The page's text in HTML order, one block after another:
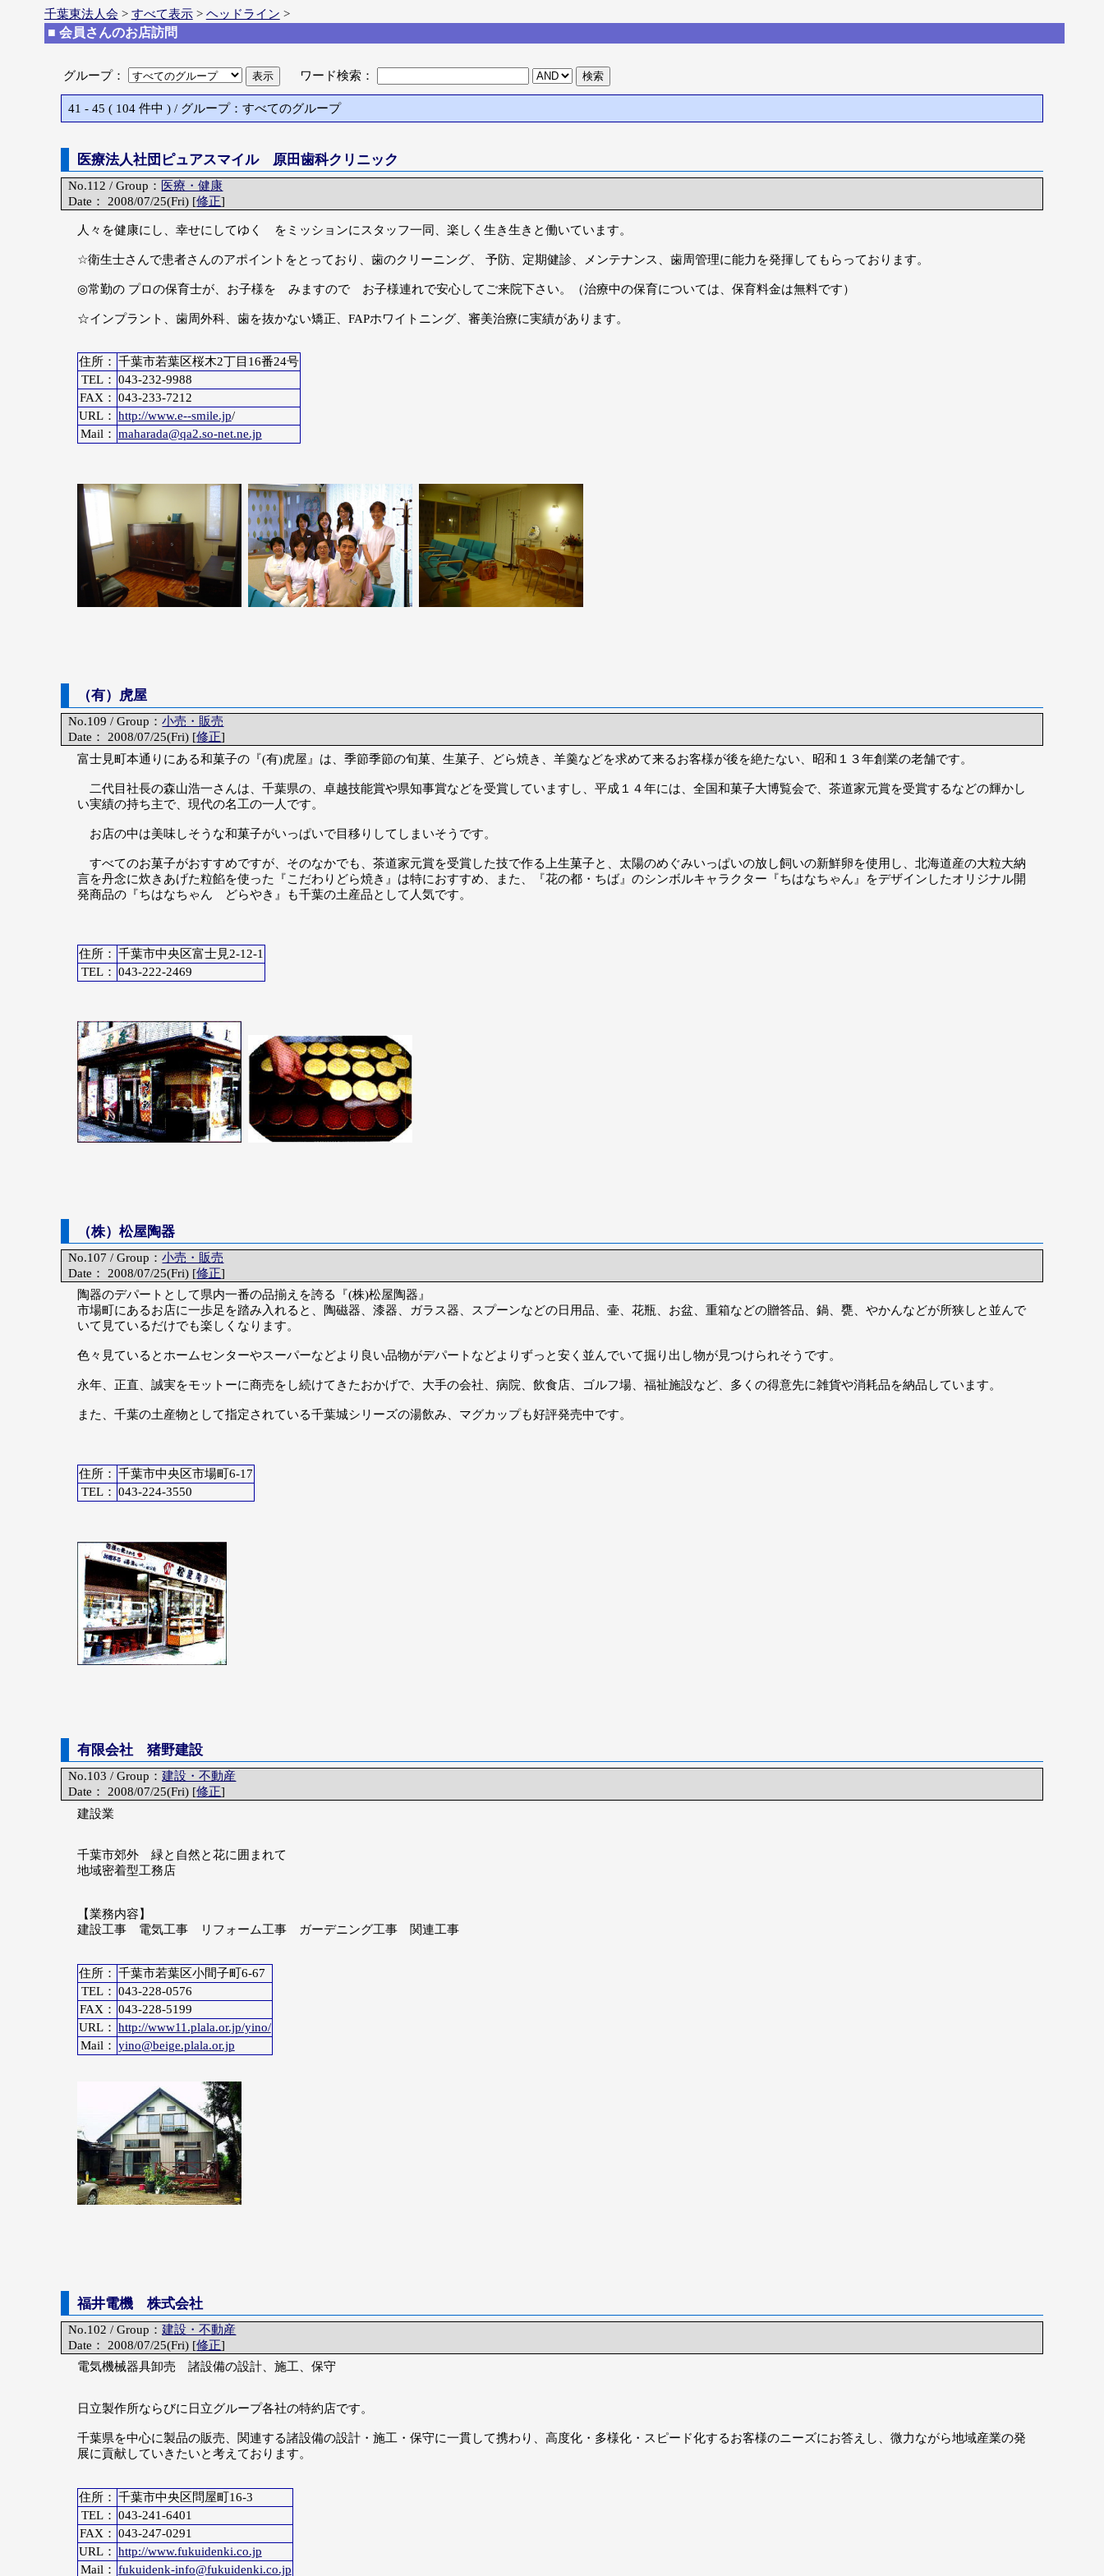
千葉東法人会 > すべて表示> ヘッドライン >
■ 会員さんのお店訪問
グループ： ワード検索：
41 - 45 ( 104 件中 ) / グループ：すべてのグループ
医療法人社団ピュアスマイル 原田歯科クリニック
No.112 / Group： 医療・健康
Date： 2008/07/25(Fri) [修正]
人々を健康にし、幸せにしてゆく をミッションにスタッフ一同、楽しく生き生きと働いています。
☆衛生士さんで患者さんのアポイントをとっており、歯のクリーニング、 予防、定期健診、メンテナンス、歯周管理に能力を発揮してもらっております。
◎常勤の プロの保育士が、お子様を みますので お子様連れで安心してご来院下さい。（治療中の保育については、保育料金は無料です）
☆インプラント、歯周外科、歯を抜かない矯正、FAPホワイトニング、審美治療に実績があります。
住所： 千葉市若葉区桜木2丁目16番24号
TEL： 043-232-9988
FAX： 043-233-7212
URL： http://www.e--smile.jp/
Mail： maharada@qa2.so-net.ne.jp
（有）虎屋
No.109 / Group：小売・販売
Date： 2008/07/25(Fri) [修正]
富士見町本通りにある和菓子の『(有)虎屋』は、季節季節の旬菓、生菓子、どら焼き、羊羹などを求めて来るお客様が後を絶たない、昭和１３年創業の老舗です。
二代目社長の森山浩一さんは、千葉県の、卓越技能賞や県知事賞などを受賞していますし、平成１４年には、全国和菓子大博覧会で、茶道家元賞を受賞するなどの輝かし
い実績の持ち主で、現代の名工の一人です。
お店の中は美味しそうな和菓子がいっぱいで目移りしてしまいそうです。
すべてのお菓子がおすすめですが、そのなかでも、茶道家元賞を受賞した技で作る上生菓子と、太陽のめぐみいっぱいの放し飼いの新鮮卵を使用し、北海道産の大粒大納
言を丹念に炊きあげた粒餡を使った『こだわりどら焼き』は特におすすめ、また、『花の都・ちば』のシンボルキャラクター『ちはなちゃん』をデザインしたオリジナル開
発商品の『ちはなちゃん どらやき』も千葉の土産品として人気です。
住所： 千葉市中央区富士見2-12-1
TEL： 043-222-2469
（株）松屋陶器
No.107 / Group：小売・販売
Date： 2008/07/25(Fri) [修正]
陶器のデパートとして県内一番の品揃えを誇る『(株)松屋陶器』
市場町にあるお店に一歩足を踏み入れると、陶磁器、漆器、ガラス器、スプーンなどの日用品、壷、花瓶、お盆、重箱などの贈答品、鍋、甕、やかんなどが所狭しと並んで
いて見ているだけでも楽しくなります。
色々見ているとホームセンターやスーパーなどより良い品物がデパートなどよりずっと安く並んでいて掘り出し物が見つけられそうです。
永年、正直、誠実をモットーに商売をし続けてきたおかげで、大手の会社、病院、飲食店、ゴルフ場、福祉施設など、多くの得意先に雑貨や消耗品を納品しています。
また、千葉の土産物として指定されている千葉城シリーズの湯飲み、マグカップも好評発売中です。
住所： 千葉市中央区市場町6-17
TEL： 043-224-3550
有限会社 猪野建設
No.103 / Group：建設・不動産
Date： 2008/07/25(Fri) [修正]
建設業
千葉市郊外 緑と自然と花に囲まれて
地域密着型工務店
【業務内容】
建設工事 電気工事 リフォーム工事 ガーデニング工事 関連工事
住所： 千葉市若葉区小間子町6-67
TEL： 043-228-0576
FAX： 043-228-5199
URL： http://www11.plala.or.jp/yino/
Mail： yino@beige.plala.or.jp
福井電機 株式会社
No.102 / Group：建設・不動産
Date： 2008/07/25(Fri) [修正]
電気機械器具卸売 諸設備の設計、施工、保守
日立製作所ならびに日立グループ各社の特約店です。
千葉県を中心に製品の販売、関連する諸設備の設計・施工・保守に一貫して携わり、高度化・多様化・スピード化するお客様のニーズにお答えし、微力ながら地域産業の発
展に貢献していきたいと考えております。
住所： 千葉市中央区問屋町16-3
TEL： 043-241-6401
FAX： 043-247-0291
URL： http://www.fukuidenki.co.jp
Mail： fukuidenk-info@fukuidenki.co.jp